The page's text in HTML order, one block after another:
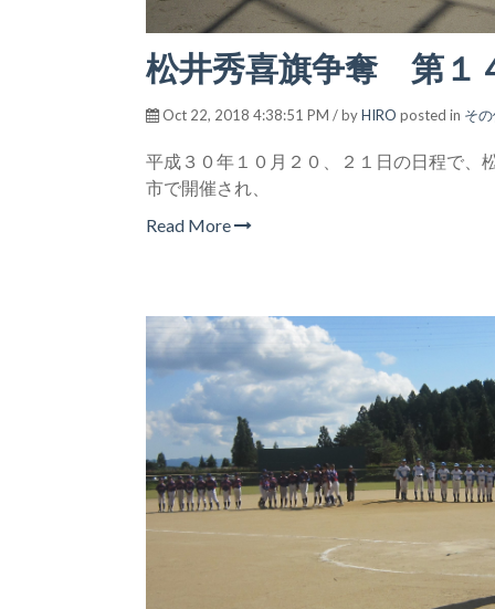
松井秀喜旗争奪 第１
Oct 22, 2018 4:38:51 PM / byHIRO posted in そ
平成３０年１０月２０、２１日の日程で
市で開催され、
Read More